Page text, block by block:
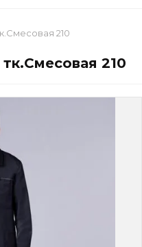
210
210